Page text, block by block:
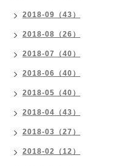
2018-09（43）
2018-08（26）
2018-07（40）
2018-06（40）
2018-05（40）
2018-04（43）
2018-03（27）
2018-02（12）